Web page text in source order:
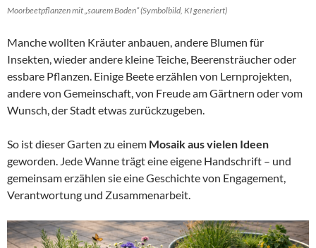
Moorbeetpflanzen mit „saurem Boden“ (Symbolbild, KI generiert)
Manche wollten Kräuter anbauen, andere Blumen für
Insekten, wieder andere kleine Teiche, Beerensträucher oder
essbare Pflanzen. Einige Beete erzählen von Lernprojekten,
andere von Gemeinschaft, von Freude am Gärtnern oder vom
Wunsch, der Stadt etwas zurückzugeben.
So ist dieser Garten zu einem Mosaik aus vielen Ideen
geworden. Jede Wanne trägt eine eigene Handschrift – und
gemeinsam erzählen sie eine Geschichte von Engagement,
Verantwortung und Zusammenarbeit.